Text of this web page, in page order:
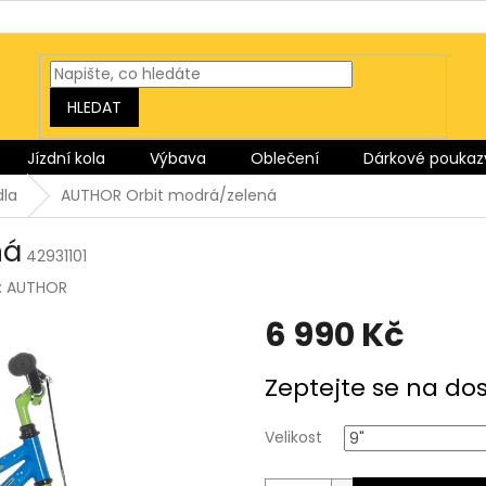
HLEDAT
Jízdní kola Výbava Oblečení Dárkové
AUTHOR Orbit modrá/zelená
42931101
AUTHOR
6 990 Kč
cena:
Zeptejte se na
Velikost